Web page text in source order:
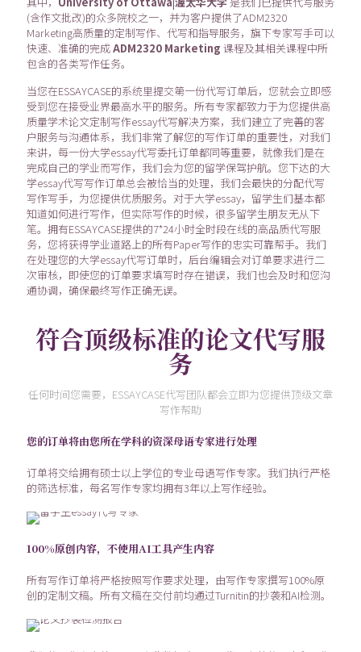
(含作文批改)的众多院校之一，并为客户提供了ADM2320
Marketing高质量的定制写作、代写和指导服务，旗下专家写手可以
快速、准确的完成ADM2320 Marketing 课程及其相关课程中所
包含的各类写作任务。
当您在ESSAYCASE的系统里提交第一份代写订单后，您就会立即感
受到您在接受业界最高水平的服务。所有专家都致力于为您提供高
质量学术论文定制写作essay代写解决方案，我们建立了完善的客
户服务与沟通体系，我们非常了解您的写作订单的重要性，对我们
来讲，每一份大学essay代写委托订单都同等重要，就像我们是在
完成自己的学业而写作，我们会为您的留学保驾护航。您下达的大
学essay代写写作订单总会被恰当的处理，我们会最快的分配代写
写作写手，为您提供优质服务。对于大学essay，留学生们基本都
知道如何进行写作，但实际写作的时候，很多留学生朋友无从下
笔。拥有ESSAYCASE提供的7*24小时全时段在线的高品质代写服
务，您将获得学业道路上的所有Paper写作的忠实可靠帮手。我们
在处理您的大学essay代写订单时，后台编辑会对订单要求进行二
次审核，即使您的订单要求填写时存在错误，我们也会及时和您沟
通协调，确保最终写作正确无误。
符合顶级标准的论文代写服
务
任何时间您需要，ESSAYCASE代写团队都会立即为您提供顶级文章
写作帮助
您的订单将由您所在学科的资深母语专家进行处理
订单将交给拥有硕士以上学位的专业母语写作专家。我们执行严格
的筛选标准，每名写作专家均拥有3年以上写作经验。
100%原创内容，不使用AI工具产生内容
所有写作订单将严格按照写作要求处理，由写作专家撰写100%原
创的定制文稿。所有文稿在交付前均通过Turnitin的抄袭和AI检测。